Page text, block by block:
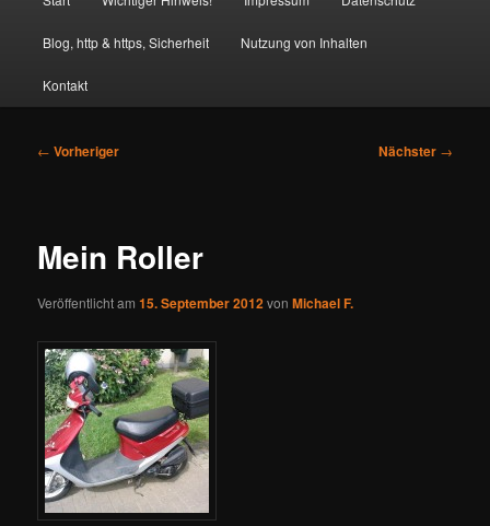
Blog, http & https, Sicherheit Nutzung von Inhalten
Kontakt
Beitragsnavigation
← Vorheriger Nächster →
Mein Roller
Veröffentlicht am15. September 2012vonMichael F.